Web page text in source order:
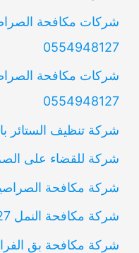
شركات مكافحة
0554948127
شركات مكافحة
0554948127
شركة تنظيف الستائر بالبخار
شركة للقضاء على الصراصير
شركة مكافحة الصراصير
شركة مكافحة النمل 0554948127
شركة مكافحة بق الفراش